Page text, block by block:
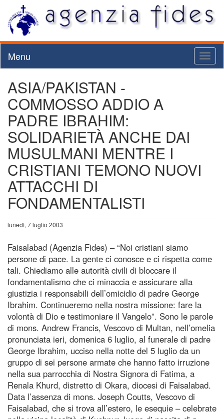
Menu
ASIA/PAKISTAN -
COMMOSSO ADDIO A
PADRE IBRAHIM:
SOLIDARIETÀ ANCHE DAI
MUSULMANI MENTRE I
CRISTIANI TEMONO NUOVI
ATTACCHI DI
FONDAMENTALISTI
lunedì, 7 luglio 2003
Faisalabad (Agenzia Fides) – “Noi cristiani siamo
persone di pace. La gente ci conosce e ci rispetta come
tali. Chiediamo alle autorità civili di bloccare il
fondamentalismo che ci minaccia e assicurare alla
giustizia i responsabili dell’omicidio di padre George
Ibrahim. Continueremo nella nostra missione: fare la
volontà di Dio e testimoniare il Vangelo”. Sono le parole
di mons. Andrew Francis, Vescovo di Multan, nell’omelia
pronunciata ieri, domenica 6 luglio, al funerale di padre
George Ibrahim, ucciso nella notte del 5 luglio da un
gruppo di sei persone armate che hanno fatto irruzione
nella sua parrocchia di Nostra Signora di Fatima, a
Renala Khurd, distretto di Okara, diocesi di Faisalabad.
Data l’assenza di mons. Joseph Coutts, Vescovo di
Faisalabad, che si trova all’estero, le esequie – celebrate